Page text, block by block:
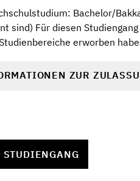
Bachelor/
sind) Für diesen
erworben
ZUR